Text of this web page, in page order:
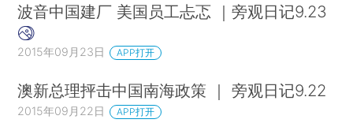
波音中国建厂 美国员工忐忑 ｜旁观日记9.23
2015年09月23日 APP打开
澳新总理抨击中国南海政策 ｜ 旁观日记9.22
2015年09月22日 APP打开